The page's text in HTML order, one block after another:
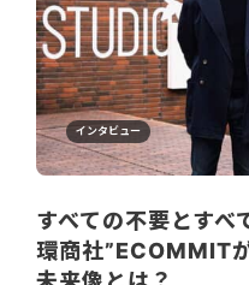
インタビュー
すべての不要とすべ
環商社”ECOMMIT